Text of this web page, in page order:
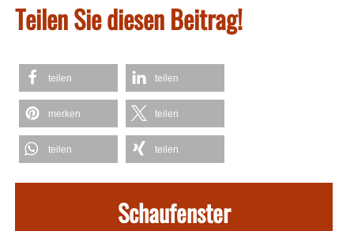
Teilen Sie diesen Beitrag!
teilen teilen
merken teilen
teilen teilen
Schaufenster